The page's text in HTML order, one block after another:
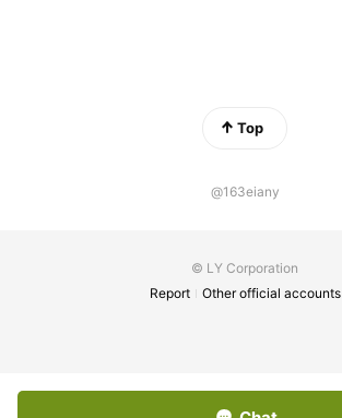
Top
@163eiany
© LY Corporation
Report
Other official accounts